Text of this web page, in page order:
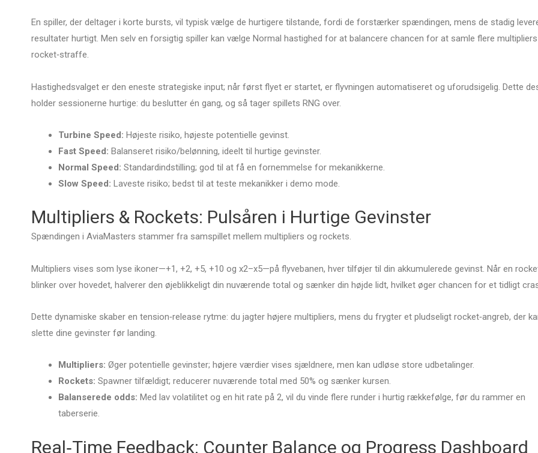
En spiller, der deltager i korte bursts, vil typisk vælge de hurtigere tilstande, fordi de forstærker spændingen, mens de stadig
resultater hurtigt. Men selv en forsigtig spiller kan vælge Normal hastighed for at balancere chancen for at samle flere
rocket‑straffe.
Hastighedsvalget er den eneste strategiske input; når først flyet er startet, er flyvningen automatiseret og uforudsigelig. Dette
holder sessionerne hurtige: du beslutter én gang, og så tager spillets RNG over.
Turbine Speed: Højeste risiko, højeste potentielle gevinst.
Fast Speed: Balanseret risiko/belønning, ideelt til hurtige gevinster.
Normal Speed: Standardindstilling; god til at få en fornemmelse for mekanikkerne.
Slow Speed: Laveste risiko; bedst til at teste mekanikker i demo mode.
Multipliers & Rockets: Pulsåren i Hurtige Gevinster
Spændingen i AviaMasters stammer fra samspillet mellem multipliers og rockets.
Multipliers vises som lyse ikoner—+1, +2, +5, +10 og x2–x5—på flyvebanen, hver tilføjer til din akkumulerede gevinst. Når en
blinker over hovedet, halverer den øjeblikkeligt din nuværende total og sænker din højde lidt, hvilket øger chancen for et tidligt
Dette dynamiske skaber en tension‑release rytme: du jagter højere multipliers, mens du frygter et pludseligt rocket‑angreb, der
slette dine gevinster før landing.
Multipliers: Øger potentielle gevinster; højere værdier vises sjældnere, men kan udløse store udbetalinger.
Rockets: Spawner tilfældigt; reducerer nuværende total med 50% og sænker kursen.
Balanserede odds: Med lav volatilitet og en hit rate på 2, vil du vinde flere runder i hurtig rækkefølge, før du rammer en
taberserie.
Real‑Time Feedback: Counter Balance og Progress Dashboard